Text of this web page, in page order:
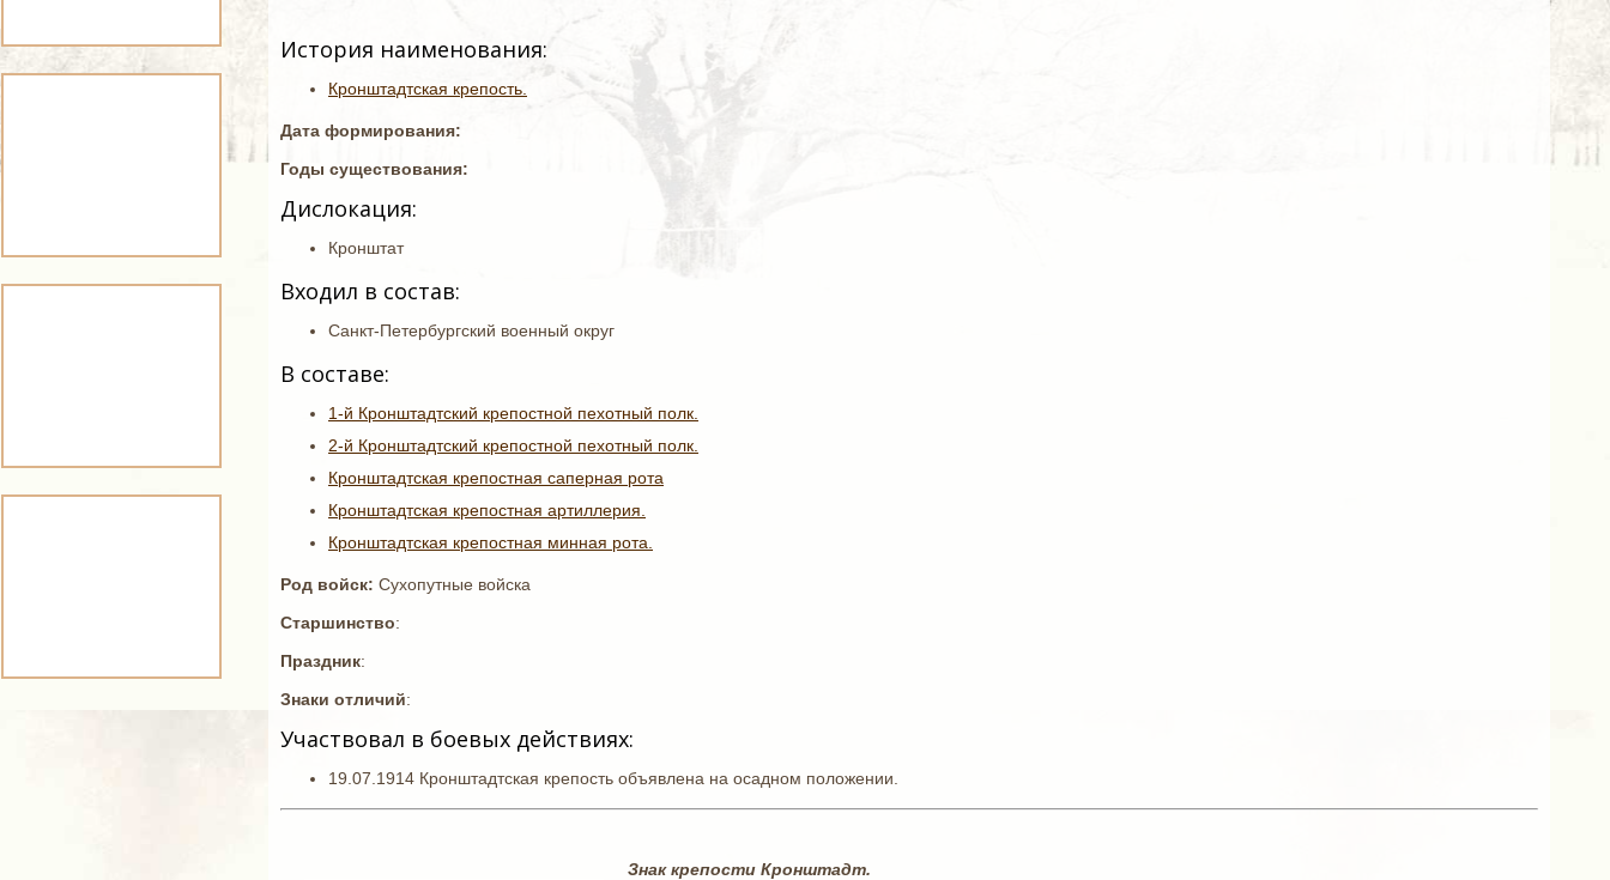
История наименования:
Кронштадтская крепость.
Дата формирования:
Годы существования:
Дислокация:
Кронштат
Входил в состав:
Санкт-Петербургский военный округ
В составе:
1-й Кронштадтский крепостной пехотный полк.
2-й Кронштадтский крепостной пехотный полк.
Кронштадтская крепостная саперная рота
Кронштадтская крепостная артиллерия.
Кронштадтская крепостная минная рота.
Род войск: Сухопутные войска
Старшинство:
Праздник:
Знаки отличий:
Участвовал в боевых действиях:
19.07.1914 Кронштадтская крепость объявлена на осадном положении.
Знак крепости Кронштадт.